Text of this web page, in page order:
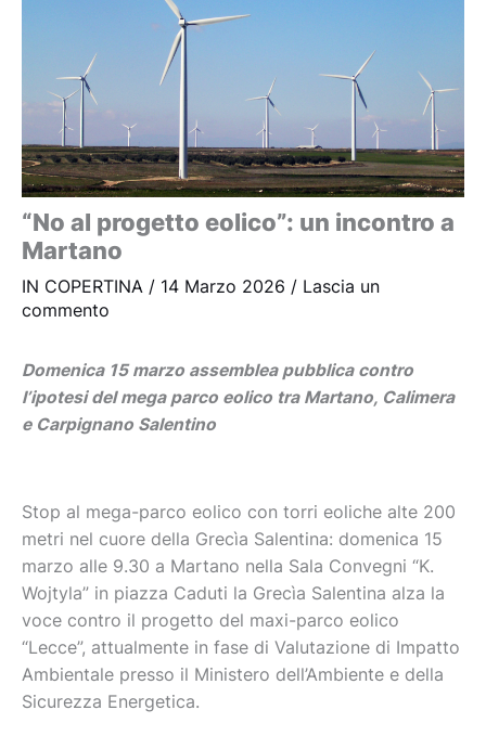
“No al progetto eolico”: un incontro a
Martano
IN COPERTINA / 14 Marzo 2026 / Lascia un
commento
Domenica 15 marzo assemblea pubblica contro
l’ipotesi del mega parco eolico tra Martano, Calimera
e Carpignano Salentino
Stop al mega-parco eolico con torri eoliche alte 200
metri nel cuore della Grecìa Salentina: domenica 15
marzo alle 9.30 a Martano nella Sala Convegni “K.
Wojtyla” in piazza Caduti la Grecìa Salentina alza la
voce contro il progetto del maxi-parco eolico
“Lecce”, attualmente in fase di Valutazione di Impatto
Ambientale presso il Ministero dell’Ambiente e della
Sicurezza Energetica.